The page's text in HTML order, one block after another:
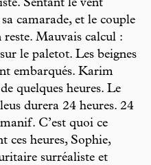
Sentant le vent
camarade, et le couple
reste. Mauvais calcul :
le paletot. Les beignes
embarqués. Karim
quelques heures. Le
durera 24 heures. 24
C’est quoi ce
ces heures, Sophie,
surréaliste et